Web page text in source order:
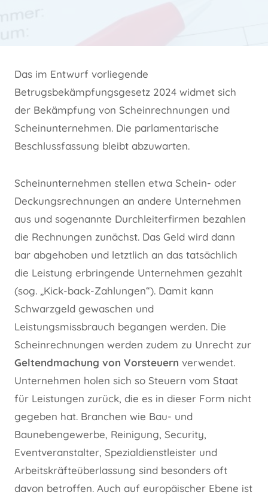
Das im Entwurf vorliegende
Betrugsbekämpfungsgesetz 2024 widmet sich
der Bekämpfung von Scheinrechnungen und
Scheinunternehmen. Die parlamentarische
Beschlussfassung bleibt abzuwarten.
Scheinunternehmen stellen etwa Schein- oder
Deckungsrechnungen an andere Unternehmen
aus und sogenannte Durchleiterfirmen bezahlen
die Rechnungen zunächst. Das Geld wird dann
bar abgehoben und letztlich an das tatsächlich
die Leistung erbringende Unternehmen gezahlt
(sog. „Kick-back-Zahlungen“). Damit kann
Schwarzgeld gewaschen und
Leistungsmissbrauch begangen werden. Die
Scheinrechnungen werden zudem zu Unrecht zur
Geltendmachung von Vorsteuern verwendet.
Unternehmen holen sich so Steuern vom Staat
für Leistungen zurück, die es in dieser Form nicht
gegeben hat. Branchen wie Bau- und
Baunebengewerbe, Reinigung, Security,
Eventveranstalter, Spezialdienstleister und
Arbeitskräfteüberlassung sind besonders oft
davon betroffen. Auch auf europäischer Ebene ist